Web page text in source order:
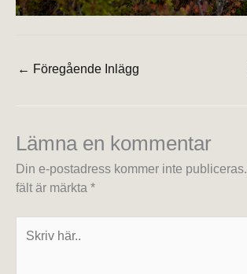
← Föregående Inlägg
Lämna en kommentar
Din e-postadress kommer inte publiceras.
fält är märkta *
här..